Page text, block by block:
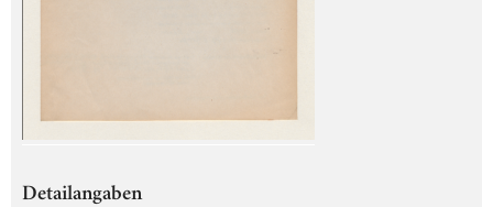
Detailangaben